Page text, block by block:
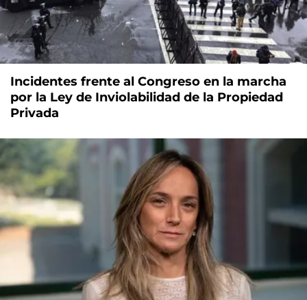
Incidentes frente al Congreso en la marcha
por la Ley de Inviolabilidad de la Propiedad
Privada